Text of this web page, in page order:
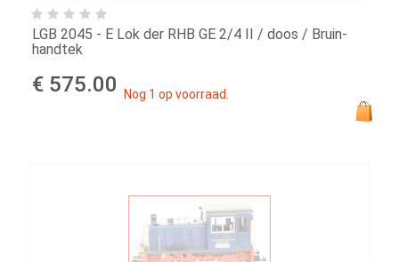
LGB 2045 - E Lok der RHB GE 2/4 II / doos / Bruin-
handtek
€ 575.00 Nog 1 op voorraad.